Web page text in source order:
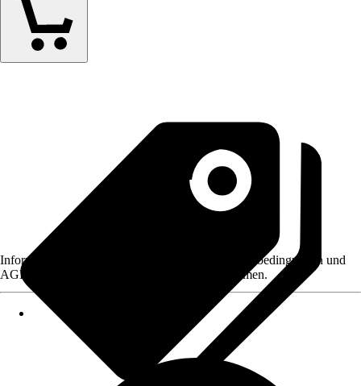
Informationen des Verkäufers, wie z. B. Rückgabebedingungen und
AGB, finden Sie bei Klick auf den Verkäufernamen.